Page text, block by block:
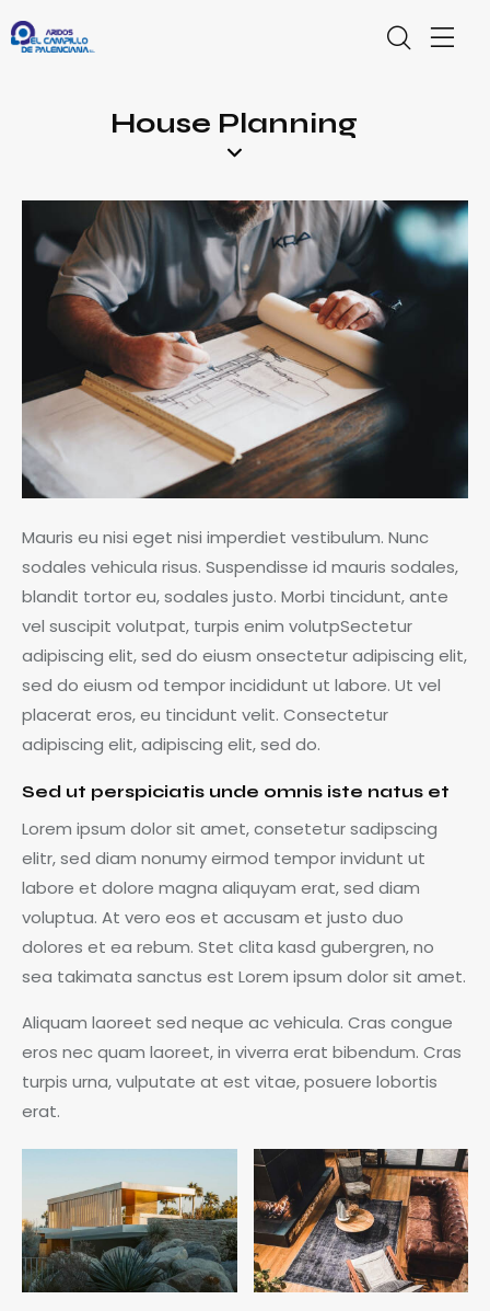
House Planning
Mauris eu nisi eget nisi imperdiet vestibulum. Nunc
sodales vehicula risus. Suspendisse id mauris sodales,
blandit tortor eu, sodales justo. Morbi tincidunt, ante
vel suscipit volutpat, turpis enim volutpSectetur
adipiscing elit, sed do eiusm onsectetur adipiscing elit,
sed do eiusm od tempor incididunt ut labore. Ut vel
placerat eros, eu tincidunt velit. Consectetur
adipiscing elit, adipiscing elit, sed do.
Sed ut perspiciatis unde omnis iste natus et
Lorem ipsum dolor sit amet, consetetur sadipscing
elitr, sed diam nonumy eirmod tempor invidunt ut
labore et dolore magna aliquyam erat, sed diam
voluptua. At vero eos et accusam et justo duo
dolores et ea rebum. Stet clita kasd gubergren, no
sea takimata sanctus est Lorem ipsum dolor sit amet.
Aliquam laoreet sed neque ac vehicula. Cras congue
eros nec quam laoreet, in viverra erat bibendum. Cras
turpis urna, vulputate at est vitae, posuere lobortis
erat.